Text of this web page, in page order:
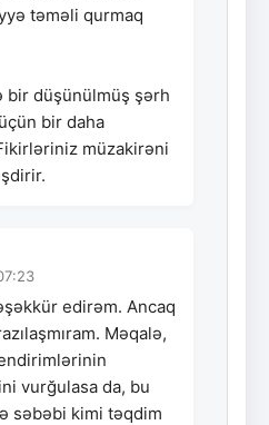
təməli qurmaq
bir düşünülmüş şərh
bir daha
müzakirəni
edirəm. Ancaq
Məqalə,
vurğulasa da, bu
səbəbi kimi təqdim